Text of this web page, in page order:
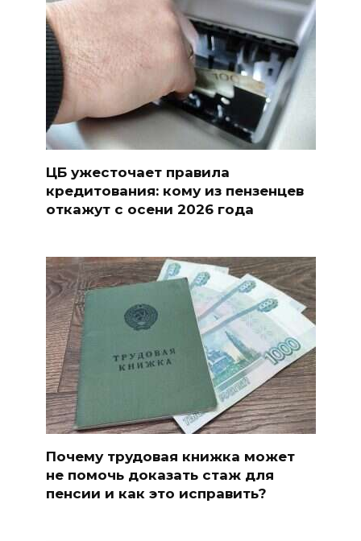
ЦБ ужесточает правила
кредитования: кому из пензенцев
откажут с осени 2026 года
Почему трудовая книжка может
не помочь доказать стаж для
пенсии и как это исправить?